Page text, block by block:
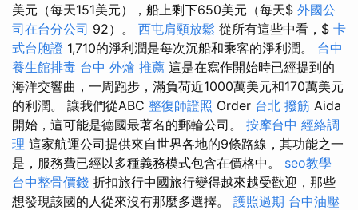
美元（每天151美元），船上剩下650美元（每天$ 外國公
司在台分公司 92）。 西屯肩頸放鬆 從所有這些中看，$ 卡
式台胞證 1,710的淨利潤是每次沉船和乘客的淨利潤。 台中
養生館排毒 台中 外燴 推薦 這是在寫作開始時已經提到的
海洋交響曲，一周跑步，滿負荷近1000萬美元和170萬美元
的利潤。 讓我們從ABC 整復師證照 Order 台北 撥筋 Aida
開始，這可能是德國最著名的郵輪公司。 按摩台中 經絡調
理 這家航運公司提供來自世界各地的9條路線，其功能之一
是，服務費已經以多種義務模式包含在價格中。 seo教學
台中整骨價錢 折扣旅行中國旅行變得越來越受歡迎，那些
想發現該國的人從來沒有那麼多選擇。 護照過期 台中油壓